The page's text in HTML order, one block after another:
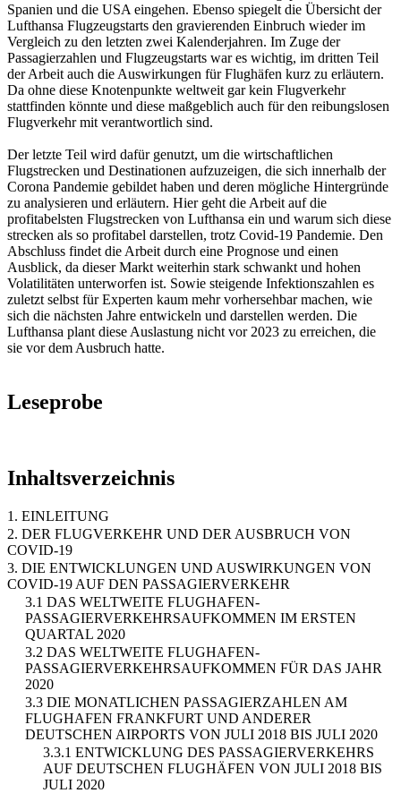
Spanien und die USA eingehen. Ebenso spiegelt die Übersicht der
Lufthansa Flugzeugstarts den gravierenden Einbruch wieder im
Vergleich zu den letzten zwei Kalenderjahren. Im Zuge der
Passagierzahlen und Flugzeugstarts war es wichtig, im dritten Teil
der Arbeit auch die Auswirkungen für Flughäfen kurz zu erläutern.
Da ohne diese Knotenpunkte weltweit gar kein Flugverkehr
stattfinden könnte und diese maßgeblich auch für den reibungslosen
Flugverkehr mit verantwortlich sind.
Der letzte Teil wird dafür genutzt, um die wirtschaftlichen
Flugstrecken und Destinationen aufzuzeigen, die sich innerhalb der
Corona Pandemie gebildet haben und deren mögliche Hintergründe
zu analysieren und erläutern. Hier geht die Arbeit auf die
profitabelsten Flugstrecken von Lufthansa ein und warum sich diese
strecken als so profitabel darstellen, trotz Covid-19 Pandemie. Den
Abschluss findet die Arbeit durch eine Prognose und einen
Ausblick, da dieser Markt weiterhin stark schwankt und hohen
Volatilitäten unterworfen ist. Sowie steigende Infektionszahlen es
zuletzt selbst für Experten kaum mehr vorhersehbar machen, wie
sich die nächsten Jahre entwickeln und darstellen werden. Die
Lufthansa plant diese Auslastung nicht vor 2023 zu erreichen, die
sie vor dem Ausbruch hatte.
Leseprobe
Inhaltsverzeichnis
1. EINLEITUNG
2. DER FLUGVERKEHR UND DER AUSBRUCH VON
COVID-19
3. DIE ENTWICKLUNGEN UND AUSWIRKUNGEN VON
COVID-19 AUF DEN PASSAGIERVERKEHR
3.1 DAS WELTWEITE FLUGHAFEN-
PASSAGIERVERKEHRSAUFKOMMEN IM ERSTEN
QUARTAL 2020
3.2 DAS WELTWEITE FLUGHAFEN-
PASSAGIERVERKEHRSAUFKOMMEN FÜR DAS JAHR
2020
3.3 DIE MONATLICHEN PASSAGIERZAHLEN AM
FLUGHAFEN FRANKFURT UND ANDERER
DEUTSCHEN AIRPORTS VON JULI 2018 BIS JULI 2020
3.3.1 ENTWICKLUNG DES PASSAGIERVERKEHRS
AUF DEUTSCHEN FLUGHÄFEN VON JULI 2018 BIS
JULI 2020